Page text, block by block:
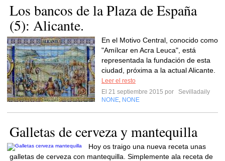
Los bancos de la Plaza de España
(5): Alicante.
En el Motivo Central, conocido como
"Amílcar en Acra Leuca", está
representada la fundación de esta
ciudad, próxima a la actual Alicante.
Leer el resto
El 21 septiembre 2015 por
Sevilladaily
NONE NONE
Galletas de cerveza y mantequilla
Hoy os traigo una nueva receta unas
galletas de cerveza con mantequilla. Simplemente ala receta de